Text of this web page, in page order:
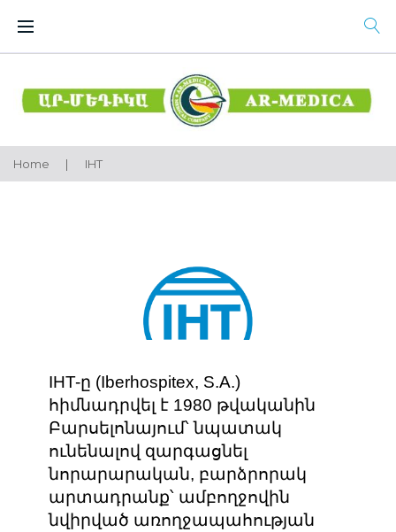
Home | IHT
IHT-ը (Iberhospitex, S.A.)
հիմնադրվել է 1980 թվականին
Բարսելոնայում՝ նպատակ
ունենալով զարգացնել
նորարարական, բարձրորակ
արտադրանք՝ ամբողջովին
նվիրված առողջապահության